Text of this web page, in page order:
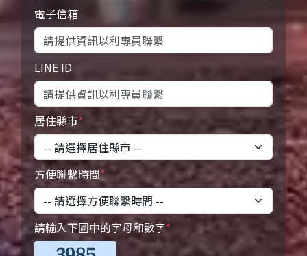
電子信箱
LINE ID
居住縣市*
方便聯繫時間*
請輸入下圖中的字母和數字*